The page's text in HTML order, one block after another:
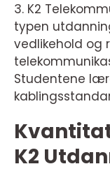
3. K2
typen
vedlikehold og
Studentene
K2